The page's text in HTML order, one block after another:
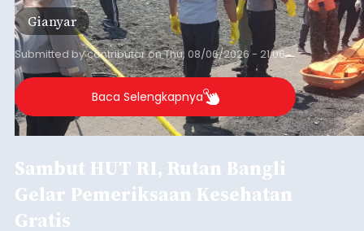
Gianyar
Submitted bycontributoronThu, 08/06/2026 - 21:06
Baca Selengkapnya
Sambut HUT RI, Rutan Bangli
Gelar Pemeriksaan Kesehatan
Gratis